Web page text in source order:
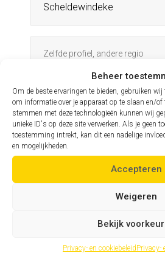
Beheer
Om de beste ervaringen te bieden, gebruiken
om informatie over je apparaat op te slaan en/of
stemmen met deze technologieën kunnen wij
unieke ID's op deze site verwerken. Als je geen
toestemming intrekt, kan dit een nadelige
en mogelijkheden.
Accepteren
Weigeren
Bekijk
Privacy- en cookiebeleidPrivacy-
Scheldewindeke
Zelfde profiel, andere regio
Zelfde profiel, andere regio
Assistent
Otegem
Andere profielen